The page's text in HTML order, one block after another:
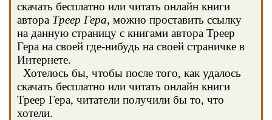
скачать бесплатно или читать онлайн книги
автора Треер Гера, можно проставить ссылку
на данную страницу с книгами автора Треер
Гера на своей где-нибудь на своей страничке в
Интернете.
Хотелось бы, чтобы после того, как удалось
скачать бесплатно или читать онлайн книги
Треер Гера, читатели получили бы то, что
хотели.